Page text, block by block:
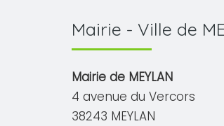
Mairie - Ville de
Mairie de MEYLAN
4 avenue du Vercors
38243 MEYLAN